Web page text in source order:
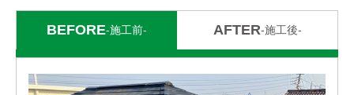
BEFORE-施工前- AFTER-施工後-